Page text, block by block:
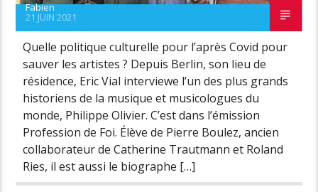
Fabien
21 JUIN 2021
Quelle politique culturelle pour l’après Covid pour
sauver les artistes ? Depuis Berlin, son lieu de
résidence, Eric Vial interviewe l’un des plus grands
historiens de la musique et musicologues du
monde, Philippe Olivier. C’est dans l’émission
Profession de Foi. Élève de Pierre Boulez, ancien
collaborateur de Catherine Trautmann et Roland
Ries, il est aussi le biographe […]